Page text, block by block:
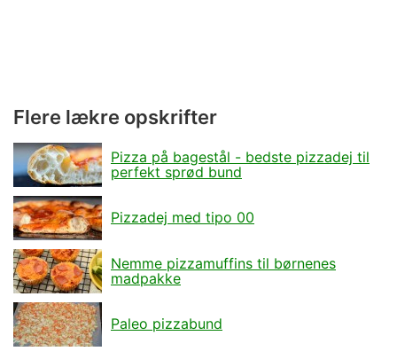
Flere lækre opskrifter
Pizza på bagestål - bedste pizzadej til
perfekt sprød bund
Pizzadej med tipo 00
Nemme pizzamuffins til børnenes
madpakke
Paleo pizzabund